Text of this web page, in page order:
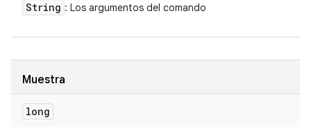
String : Los argumentos del comando
Muestra
long